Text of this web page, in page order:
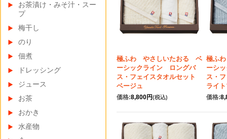
極ふわ やさしいたおる ベ
ーシックライン ロングバ
ス・フェイスタオルセット
ベージュ
価格:8,800円(税込)
極ふ
ーシ
ス・
ライ
価格:
お茶漬け・みそ汁・スー
プ
梅干し
のり
佃煮
ドレッシング
ジュース
お茶
おかき
水産物